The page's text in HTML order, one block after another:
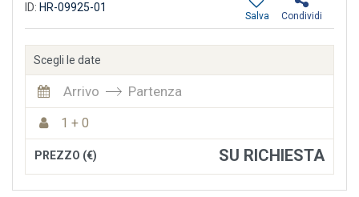
ID: HR-09925-01
Condividi
Salva
Scegli le date
Arrivo Partenza
1 + 0
PREZZO (€) SU RICHIESTA